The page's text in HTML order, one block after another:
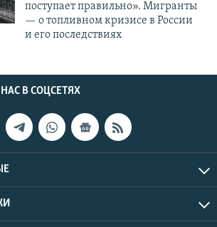
поступает правильно». Мигранты
— о топливном кризисе в России
и его последствиях
В СОЦСЕТЯХ